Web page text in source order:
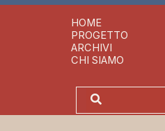
HOME
PROGETTO
ARCHIVI
CHI SIAMO